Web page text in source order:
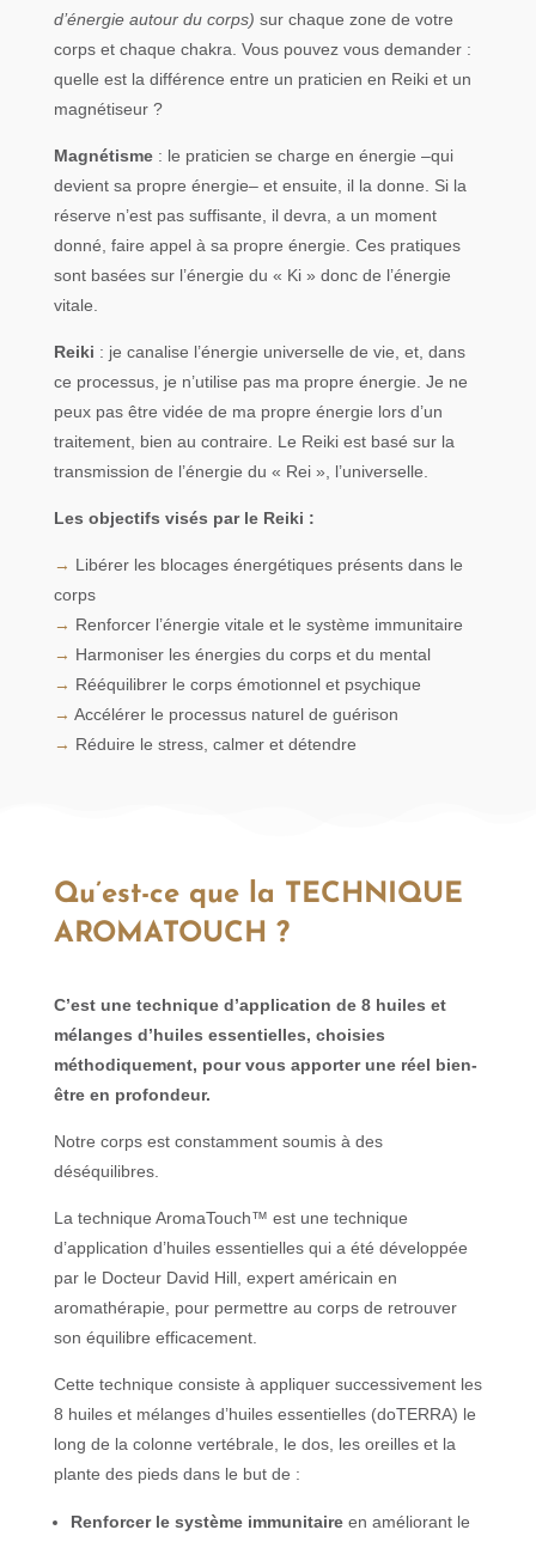
d’énergie autour du corps) sur chaque zone de votre
corps et chaque chakra. Vous pouvez vous demander :
quelle est la différence entre un praticien en Reiki et un
magnétiseur ?
Magnétisme: le praticien se charge en énergie –qui
devient sa propre énergie– et ensuite, il la donne. Si la
réserve n’est pas suffisante, il devra, a un moment
donné, faire appel à sa propre énergie. Ces pratiques
sont basées sur l’énergie du « Ki » donc de l’énergie
vitale.
Reiki : je canalise l’énergie universelle de vie, et, dans
ce processus, je n’utilise pas ma propre énergie. Je ne
peux pas être vidée de ma propre énergie lors d’un
traitement, bien au contraire. Le Reiki est basé sur la
transmission de l’énergie du « Rei », l’universelle.
Les objectifs visés par le Reiki :
→ Libérer les blocages énergétiques présents dans le
corps
→ Renforcer l’énergie vitale et le système immunitaire
→ Harmoniser les énergies du corps et du mental
→ Rééquilibrer le corps émotionnel et psychique
→ Accélérer le processus naturel de guérison
→ Réduire le stress, calmer et détendre
Qu’est-ce que la TECHNIQUE
AROMATOUCH ?
C’est une technique d’application de 8 huiles et
mélanges d’huiles essentielles, choisies
méthodiquement, pour vous apporter une réel bien-
être en profondeur.
Notre corps est constamment soumis à des
déséquilibres.
La technique AromaTouch™ est une technique
d’application d’huiles essentielles qui a été développée
par le Docteur David Hill, expert américain en
aromathérapie, pour permettre au corps de retrouver
son équilibre efficacement.
Cette technique consiste à appliquer successivement les
8 huiles et mélanges d’huiles essentielles (doTERRA) le
long de la colonne vertébrale, le dos, les oreilles et la
plante des pieds dans le but de :
Renforcer le système immunitaireen améliorant le